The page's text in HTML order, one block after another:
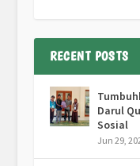
RECENT POSTS
Darul
Sosial
Jun 29,